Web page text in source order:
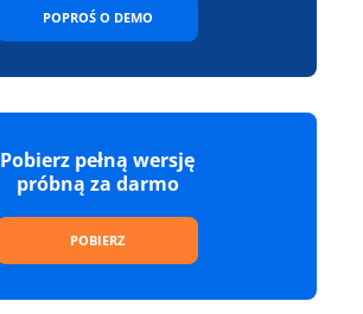
POPROŚ O DEMO
Pobierz pełną wersję
próbną za darmo
POBIERZ